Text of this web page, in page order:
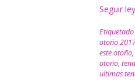
Seguir
otoño
este otoño,
otoño,
ultimas